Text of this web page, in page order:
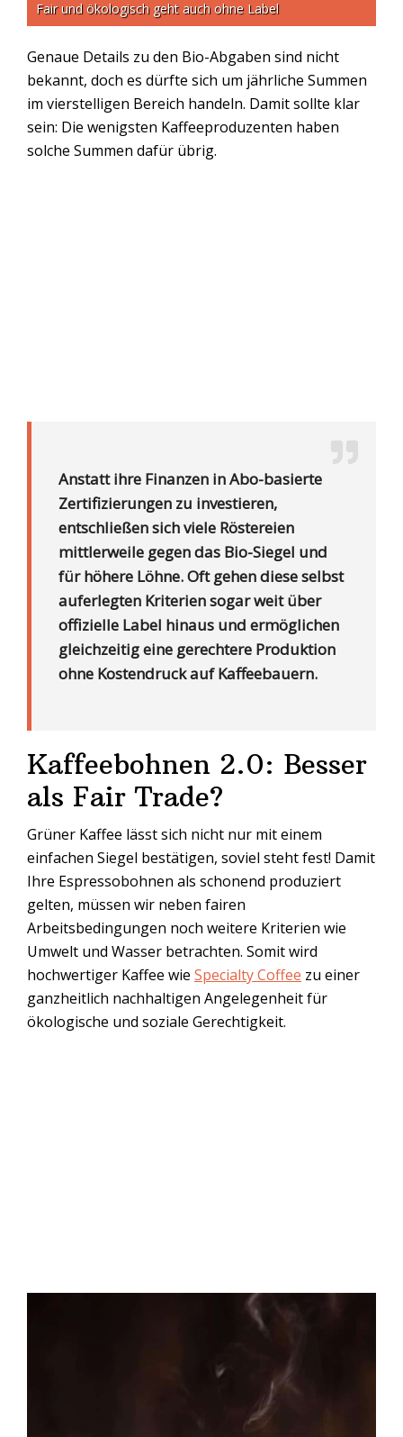
Fair und ökologisch geht auch ohne Label
Genaue Details zu den Bio-Abgaben sind nicht
bekannt, doch es dürfte sich um jährliche Summen
im vierstelligen Bereich handeln. Damit sollte klar
sein: Die wenigsten Kaffeeproduzenten haben
solche Summen dafür übrig.
Anstatt ihre Finanzen in Abo-basierte
Zertifizierungen zu investieren,
entschließen sich viele Röstereien
mittlerweile gegen das Bio-Siegel und
für höhere Löhne. Oft gehen diese selbst
auferlegten Kriterien sogar weit über
offizielle Label hinaus und ermöglichen
gleichzeitig eine gerechtere Produktion
ohne Kostendruck auf Kaffeebauern.
Kaffeebohnen 2.0: Besser
als Fair Trade?
Grüner Kaffee lässt sich nicht nur mit einem
einfachen Siegel bestätigen, soviel steht fest! Damit
Ihre Espressobohnen als schonend produziert
gelten, müssen wir neben fairen
Arbeitsbedingungen noch weitere Kriterien wie
Umwelt und Wasser betrachten. Somit wird
hochwertiger Kaffee wie Specialty Coffee zu einer
ganzheitlich nachhaltigen Angelegenheit für
ökologische und soziale Gerechtigkeit.